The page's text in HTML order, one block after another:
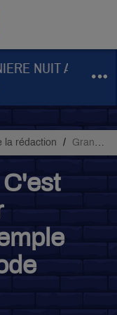
NUIT A NEW
la rédaction Grand Format - C'est quoi un chantier d'insertion ? Exemple avec l'Atelier Mode d'Emploi